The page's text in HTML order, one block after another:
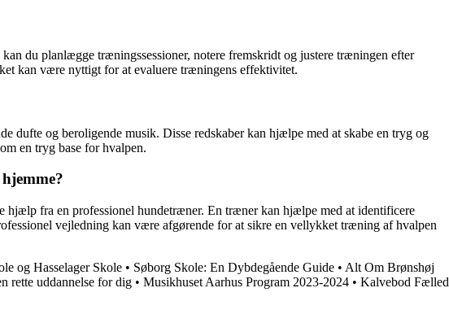
du planlægge træningssessioner, notere fremskridt og justere træningen efter
kan være nyttigt for at evaluere træningens effektivitet.
dufte og beroligende musik. Disse redskaber kan hjælpe med at skabe en tryg og
en tryg base for hvalpen.
fra en professionel hundetræner. En træner kan hjælpe med at identificere
vejledning kan være afgørende for at sikre en vellykket træning af hvalpen
og Hasselager Skole • Søborg Skole: En Dybdegående Guide • Alt Om Brønshøj
rette uddannelse for dig • Musikhuset Aarhus Program 2023-2024 • Kalvebod Fælled